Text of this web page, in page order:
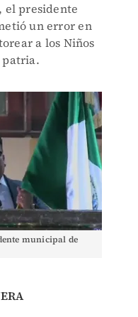
el presidente
un error en
a los Niños
patria.
municipal de